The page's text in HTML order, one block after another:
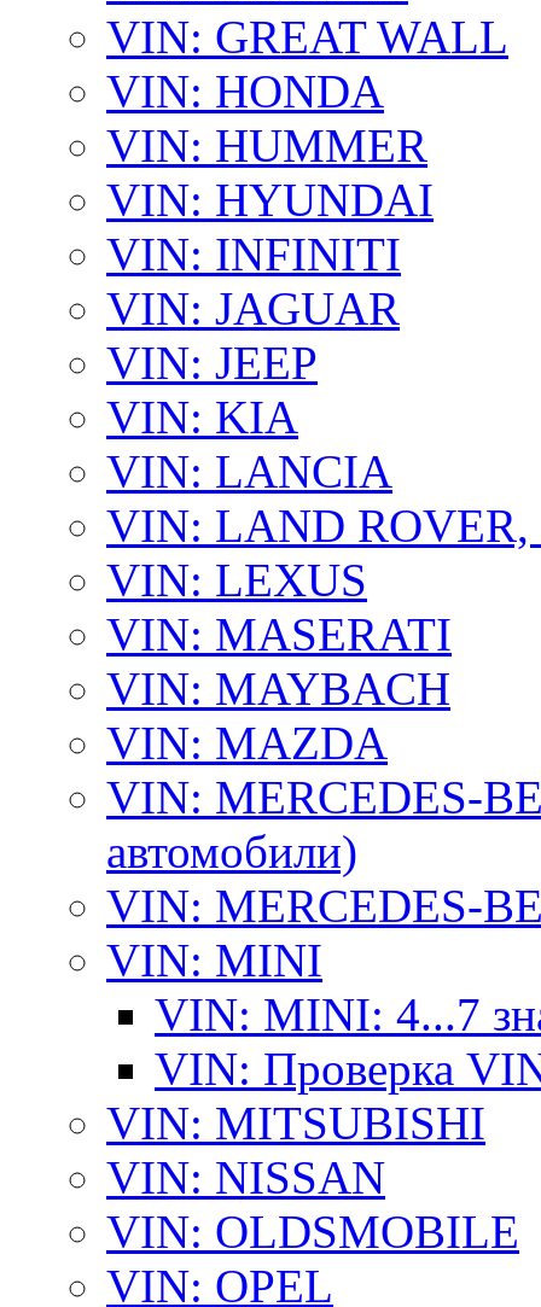
VIN: GREAT WALL
VIN: HONDA
VIN: HUMMER
VIN: HYUNDAI
VIN: INFINITI
VIN: JAGUAR
VIN: JEEP
VIN: KIA
VIN: LANCIA
VIN: LAND ROVER,
VIN: LEXUS
VIN: MASERATI
VIN: MAYBACH
VIN: MAZDA
VIN: MERCEDES-
автомобили)
VIN: MERCEDES-
VIN: MINI
VIN: MINI: 4...7
VIN: Проверка
VIN: MITSUBISHI
VIN: NISSAN
VIN: OLDSMOBILE
VIN: OPEL